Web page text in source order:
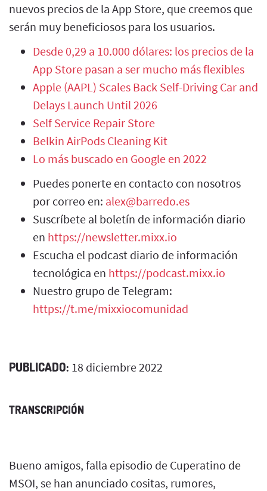
nuevos precios de la App Store, que creemos que
serán muy beneficiosos para los usuarios.
Desde 0,29 a 10.000 dólares: los precios de la
App Store pasan a ser mucho más flexibles
Apple (AAPL) Scales Back Self-Driving Car and
Delays Launch Until 2026
Self Service Repair Store
Belkin AirPods Cleaning Kit
Lo más buscado en Google en 2022
Puedes ponerte en contacto con nosotros
por correo en: alex@barredo.es
Suscríbete al boletín de información diario
en https://newsletter.mixx.io
Escucha el podcast diario de información
tecnológica en https://podcast.mixx.io
Nuestro grupo de Telegram:
https://t.me/mixxiocomunidad
PUBLICADO: 18 diciembre 2022
TRANSCRIPCIÓN
Bueno amigos, falla episodio de Cuperatino de
MSOI, se han anunciado cositas, rumores,